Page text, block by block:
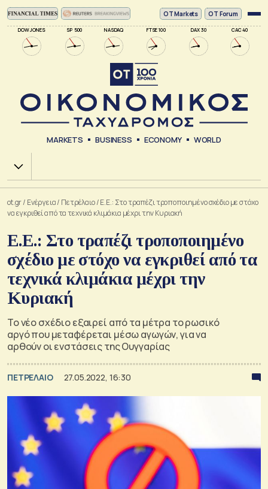
DOW JONES SP 500 NASDAQ FTSE 100 DAX 30 CAC 40
ΟΤ Markets OT Forum
MARKETS BUSINESS ECONOMY WORLD
Χ.Α.
ot.gr/ Ενέργεια/ Πετρέλαιο/Ε.Ε.: Στο τραπέζι τροποποιημένο σχέδιο με στόχο
να εγκριθεί από τα τεχνικά κλιμάκια μέχρι την Κυριακή
Ε.Ε.: Στο τραπέζι τροποποιημένο
σχέδιο με στόχο να εγκριθεί από τα
τεχνικά κλιμάκια μέχρι την
Κυριακή
Το νέο σχέδιο εξαιρεί από τα μέτρα το ρωσικό
αργό που μεταφέρεται μέσω αγωγών, για να
αρθούν οι ενστάσεις της Ουγγαρίας
ΠΕΤΡΕΛΑΙΟ 27.05.2022, 16:30